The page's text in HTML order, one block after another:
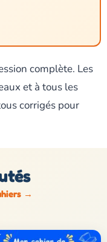
complète. Les
et à tous les
corrigés pour
→